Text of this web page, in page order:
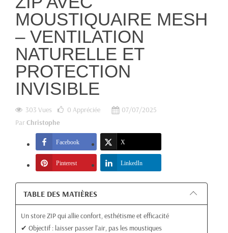
MOUSTIQUAIRE MESH
– VENTILATION
NATURELLE ET
PROTECTION
INVISIBLE
303 Vues 0 Appréciée
07/07/2025
ParChristophe
Facebook X
Pinterest LinkedIn
TABLE DES MATIÈRES
Un store ZIP qui allie confort, esthétisme et efficacité
✔ Objectif : laisser passer l’air, pas les moustiques